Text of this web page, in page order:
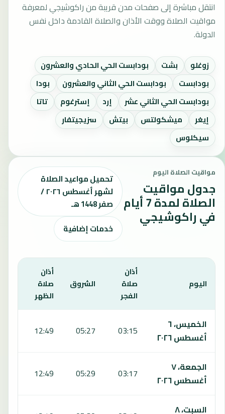
انتقل مباشرة إلى صفحات مدن قريبة من راكوشيجي لمعرفة
مواقيت الصلاة ووقت الأذان والصلاة القادمة داخل نفس
الدولة.
زوغلو بشت
بودابست الحي الحادي والعشرون
بودابست
بودابست الحي الثاني والعشرون
بودا
بودابست الحي الثاني عشر
إرد إسترغوم
تاتا
إيغر
ميشكولتس بيتش
سزيجيتفار
سيكلوس
مواقيت الصلاة اليوم
جدول مواقيت
الصلاة لمدة 7 أيام
في راكوشيجي
تحميل مواعيد الصلاة
لشهر أغسطس ٢٠٢٦ /
صفر 1448 هـ
خدمات إضافية
اليوم
أذان
صلاة
الفجر
الشروق
أذان
صلاة
الظهر
الخميس، ٦
أغسطس ٢٠٢٦
03:15
05:27
12:49
الجمعة، ٧
أغسطس ٢٠٢٦
03:17
05:29
12:49
السبت، ٨